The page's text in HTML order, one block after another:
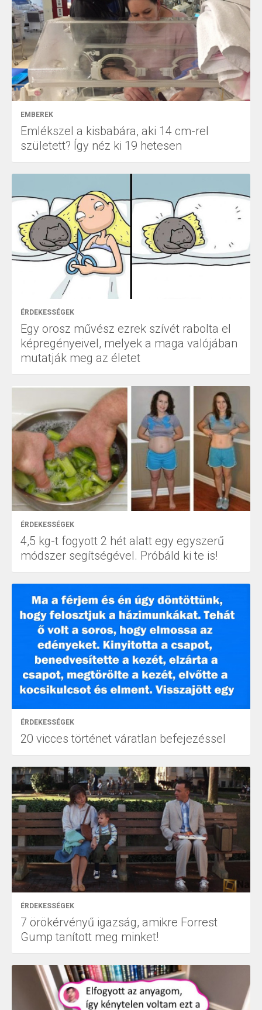
EMBEREK
Emlékszel a kisbabára, aki 14 cm-rel
született? Így néz ki 19 hetesen
ÉRDEKESSÉGEK
Egy orosz művész ezrek szívét rabolta el
képregényeivel, melyek a maga valójában
mutatják meg az életet
ÉRDEKESSÉGEK
4,5 kg-t fogyott 2 hét alatt egy egyszerű
módszer segítségével. Próbáld ki te is!
ÉRDEKESSÉGEK
20 vicces történet váratlan befejezéssel
ÉRDEKESSÉGEK
7 örökérvényű igazság, amikre Forrest
Gump tanított meg minket!